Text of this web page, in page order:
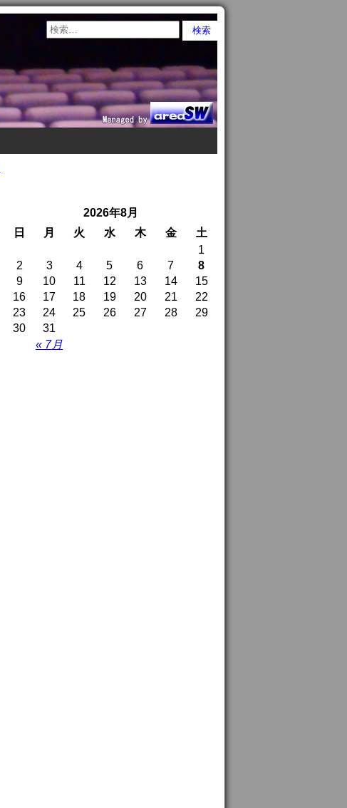
2026年8月
日
月 火 水 木 金 土
« 7月
1
2
3 4 5 6 7
8
9
10 11 12 13 14
15
16
17 18 19 20 21
22
23
24 25 26 27 28
29
30
31